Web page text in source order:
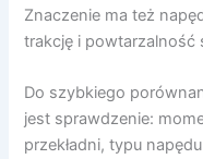
Znaczenie ma też
trakcję i powtarzalność
Do szybkiego
jest sprawdzenie:
przekładni, typu